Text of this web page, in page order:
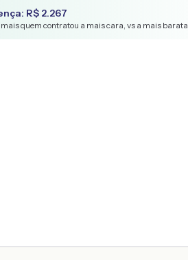
R$ 2.267
mais quem contratou a mais cara, vs a mais barata